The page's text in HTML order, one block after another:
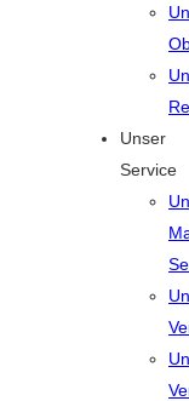
Unser
Service